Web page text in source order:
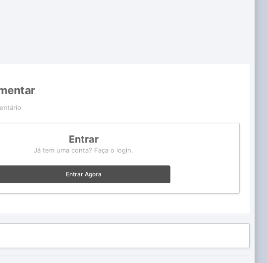
Entrar
Já tem uma conta? Faça o login.
Entrar Agora